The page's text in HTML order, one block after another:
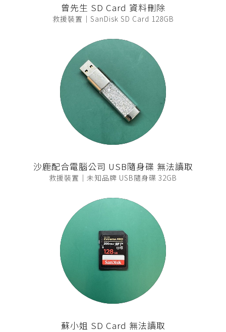
曾先生 SD Card 資料刪除
救援裝置｜SanDisk SD Card 128GB
沙鹿配合電腦公司 USB隨身碟 無法讀取
救援裝置｜未知品牌 USB隨身碟 32GB
蘇小姐 SD Card 無法讀取